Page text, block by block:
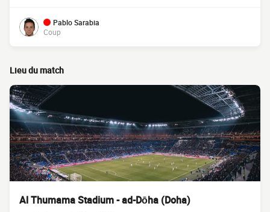
Pablo Sarabia
Coup
Lieu du match
Al Thumama Stadium - ad-Dōha (Doha)